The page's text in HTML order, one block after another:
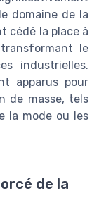
domaine de la
cédé la place à
le
industrielles.
apparus pour
de masse, tels
la mode ou les
de la